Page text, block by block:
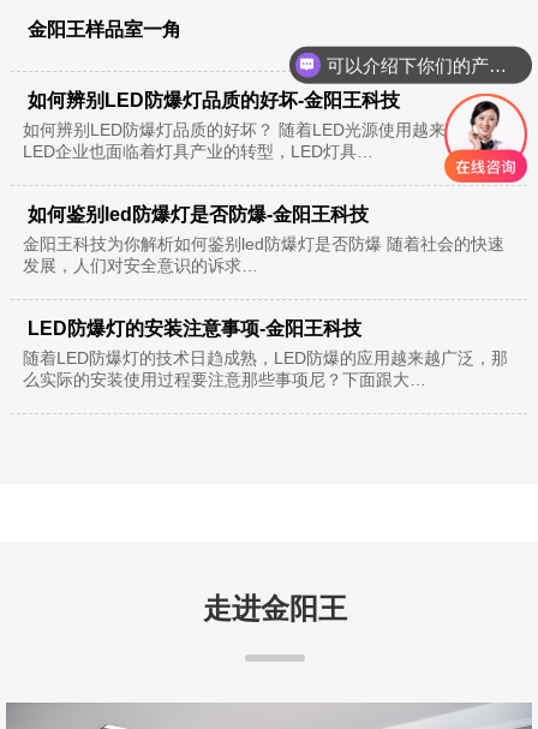
金阳王样品室一角
如何辨别LED防爆灯品质的好坏-金阳王科技
如何辨别LED防爆灯品质的好坏？ 随着LED光源使用越来越频繁，
LED企业也面临着灯具产业的转型，LED灯具…
如何鉴别led防爆灯是否防爆-金阳王科技
金阳王科技为你解析如何鉴别led防爆灯是否防爆 随着社会的快速
发展，人们对安全意识的诉求…
LED防爆灯的安装注意事项-金阳王科技
随着LED防爆灯的技术日趋成熟，LED防爆的应用越来越广泛，那
么实际的安装使用过程要注意那些事项尼？下面跟大…
走进金阳王
你们是怎么收费的呢？